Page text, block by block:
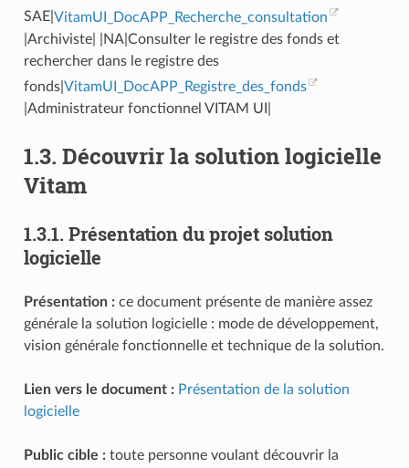
SAE| VitamUI_DocAPP_Recherche_consultation
|Archiviste| |NA|Consulter le registre des fonds et
rechercher dans le registre des
fonds| VitamUI_DocAPP_Registre_des_fonds
|Administrateur fonctionnel VITAM UI|
1.3. Découvrir la solution logicielle
Vitam
1.3.1. Présentation du projet solution
logicielle
Présentation :ce document présente de manière assez
générale la solution logicielle : mode de développement,
vision générale fonctionnelle et technique de la solution.
Lien vers le document : Présentation de la solution
logicielle
Public cible :toute personne voulant découvrir la